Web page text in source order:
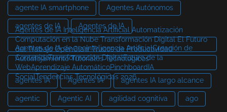
agente IA smartphone Agentes Autónomos
agentes de IA Agentes de IA
Agentes de IA Inteligencia Artificial Automatización
Computación en la Nube Transformación Digital El Futuro
del Trabajo OpenClaw Trucos de Productividad
Autoalojamiento Tutoriales Tecnológicos
Agentes de IA de aeoInteligencia ArtificialCreación de
ContenidoTransformación DigitalFuturo de la
WebAprendizaje AutomáticoPinchboardIA
SocialTendencias Tecnológicas 2026
agentes IA Agentes IA agentes IA largo alcance
agentic Agentic AI agilidad cognitiva ago